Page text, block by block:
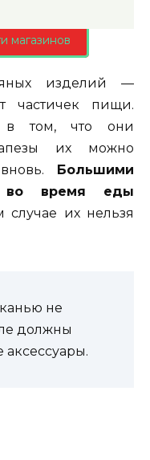
магазинов
изделий —
частичек пищи.
в том, что они
их можно
Большими
во время еды
случае их нельзя
не
должны
аксессуары.